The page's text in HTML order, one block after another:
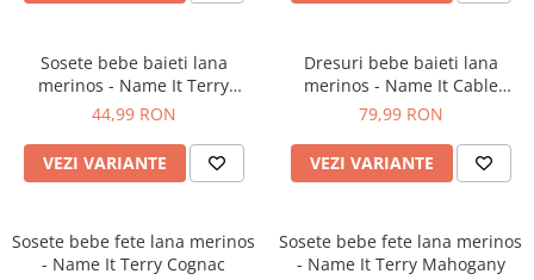
Sosete bebe baieti lana
merinos - Name It Terry
Tarmac
44,99 RON
VEZI VARIANTE
Dresuri bebe baieti lana
merinos - Name It Cable
Turbulence
79,99 RON
VEZI VARIANTE
Sosete bebe fete lana merinos
- Name It Terry Cognac
Sosete bebe fete lana merinos
- Name It Terry Mahogany